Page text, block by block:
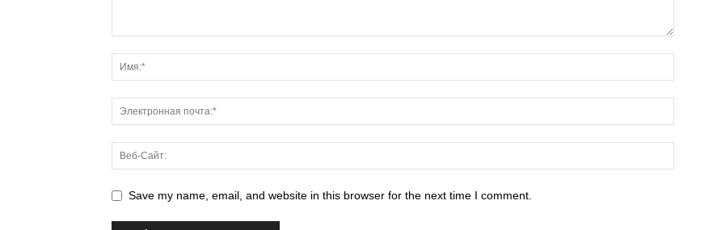
Save my name, email, and website in this browser for the next time I comment.